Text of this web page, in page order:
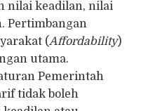
nilai keadilan, nilai
Pertimbangan
(Affordability)
utama.
Pemerintah
tidak boleh